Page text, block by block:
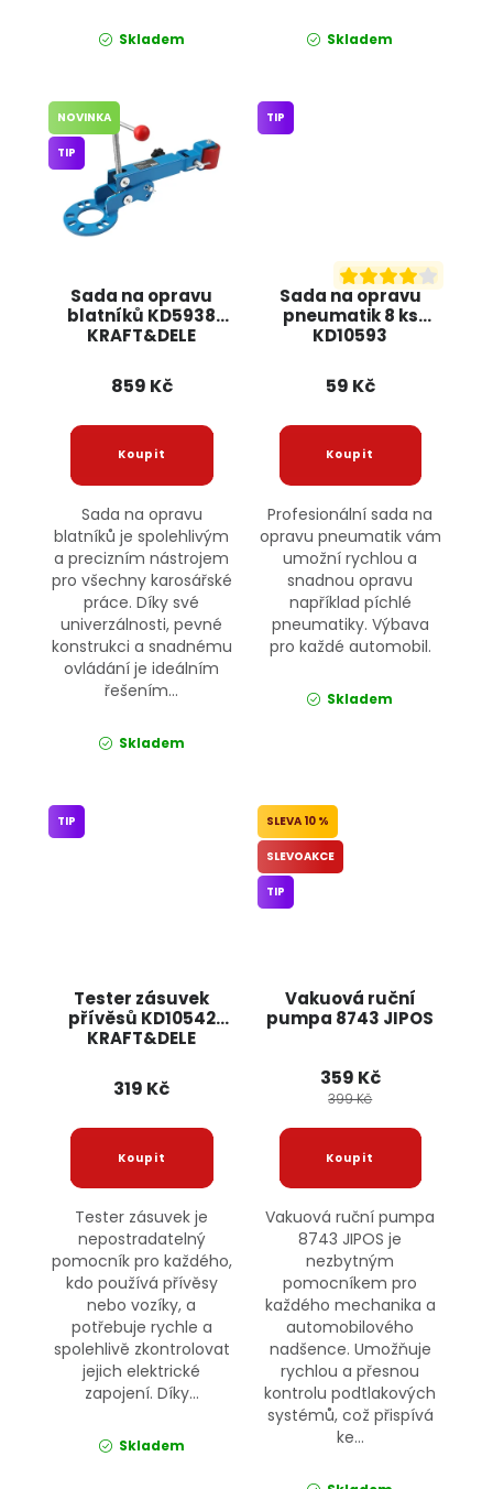
Skladem Skladem
Sada na opravu
blatníků KD5938
KRAFT&DELE
NOVINKA
TIP
859 Kč
Sada na opravu
blatníků je spolehlivým
a precizním nástrojem
pro všechny karosářské
práce. Díky své
univerzálnosti, pevné
konstrukci a snadnému
ovládání je ideálním
řešením...
Skladem
Sada na opravu
pneumatik 8 ks
KD10593
TIP
59 Kč
Profesionální sada na
opravu pneumatik vám
umožní rychlou a
snadnou opravu
například píchlé
pneumatiky. Výbava
pro každé automobil.
Skladem
Tester zásuvek
přívěsů KD10542
KRAFT&DELE
TIP
319 Kč
Tester zásuvek je
nepostradatelný
pomocník pro každého,
kdo používá přívěsy
nebo vozíky, a
potřebuje rychle a
spolehlivě zkontrolovat
jejich elektrické
zapojení. Díky...
Skladem
Vakuová ruční
pumpa 8743 JIPOS
10 %
SLEVOAKCE
TIP
359 Kč
399 Kč
Vakuová ruční pumpa
8743 JIPOS je
nezbytným
pomocníkem pro
každého mechanika a
automobilového
nadšence. Umožňuje
rychlou a přesnou
kontrolu podtlakových
systémů, což přispívá
ke...